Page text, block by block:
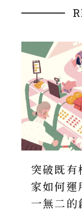
突破既有
家如何運
一無二的